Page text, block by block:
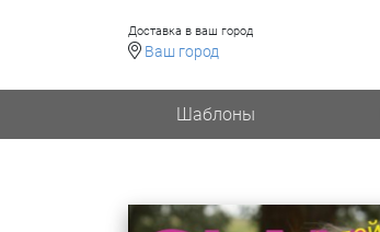
Доставка в ваш город
Ваш город
Шаблоны